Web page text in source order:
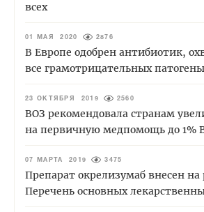
всех
01 МАЯ 2020 2876
В Европе одобрен антибиотик,
все грамотрицательных
23 ОКТЯБРЯ 2019 2560
ВОЗ рекомендовала странам
на первичную медпомощь до 1%
07 МАРТА 2019 3475
Препарат окрелизумаб внесен на
Перечень основных